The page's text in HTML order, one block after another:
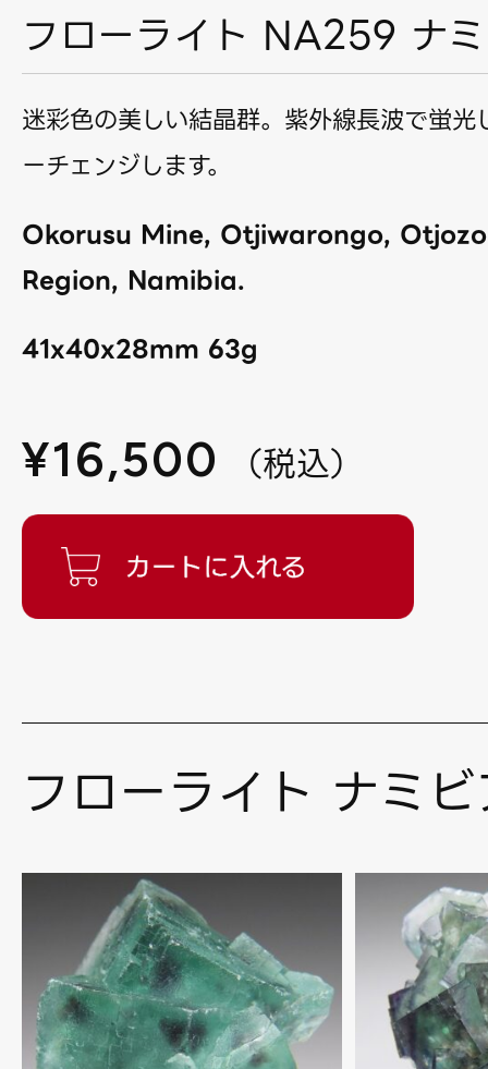
フローライト NA259 ナ
迷彩色の美しい結晶群。紫外線長波で蛍
ーチェンジします。
Okorusu Mine, Otjiwarongo,
Region, Namibia.
41x40x28mm 63g
¥16,500 （税込）
フローライト ナミ